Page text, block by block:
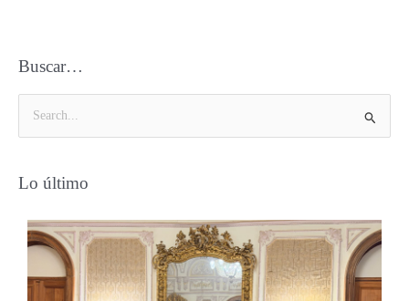
Buscar…
Lo último